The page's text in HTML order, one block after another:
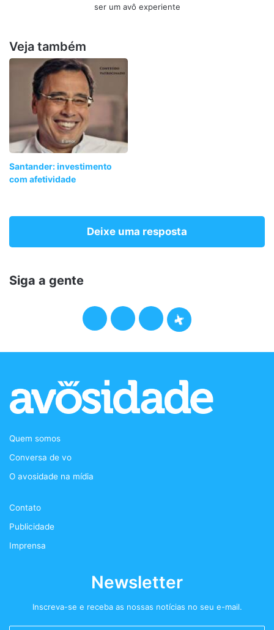
ser um avô experiente
Veja também
Santander: investimento
com afetividade
Deixe uma resposta
Siga a gente
F
e
b
T
t
t
t
a
c
Quem somos
Conversa de vo
O avosidade na mídia
Contato
Publicidade
Imprensa
Newsletter
Inscreva-se e receba as nossas notícias no seu e-mail.